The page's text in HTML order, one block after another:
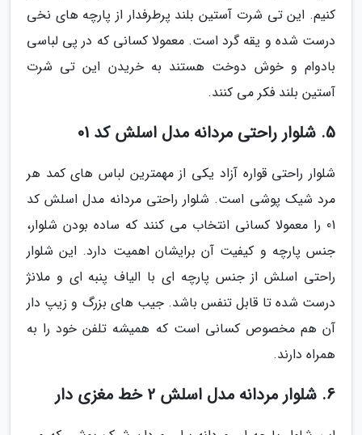
کنیم. این تی شرت آستین بلند پرطرفدار از پارچه های نخی
درست شده و یقه گرد است. معمولا کسانی که در پی لباسی
بادوام و خوش دوخت هستند به خریدن این تی شرت
آستین بلند فکر می کنند.
5. شلوار راحتی مردانه مدل اسلش کد 01
شلوار راحتی قواره آزاد یکی از مهمترین لباس های کمد هر
مرد شیک پوشی است. شلوار راحتی مردانه مدل اسلش کد
01 را معمولا کسانی انتخاب می کنند که ساده بودن شلوار،
جنس پارچه و کیفیت آن برایشان اهمیت دارد. این شلوار
راحتی اسلش از جنس پارچه ای با الیاف پنبه ای و ملانژ
درست شده تا قابل تنفس باشد. جیب های بزرگ و زیپ دار
آن هم مخصوص کسانی است که همیشه تلفن خود را به
همراه دارند.
6. شلوار مردانه مدل اسلش 2 خط مغزی دار